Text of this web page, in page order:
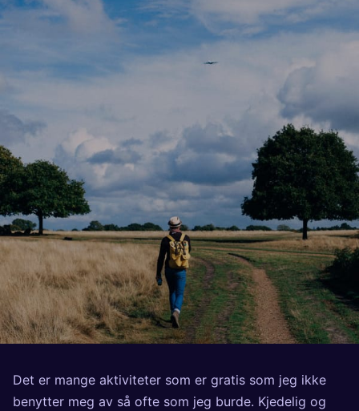
Det er mange aktiviteter som er gratis som jeg ikke
benytter meg av så ofte som jeg burde. Kjedelig og